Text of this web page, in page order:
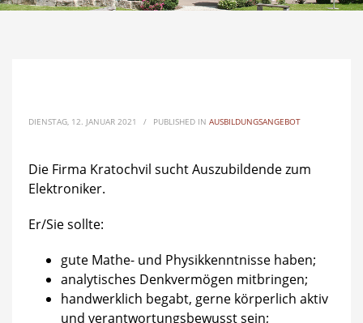
DIENSTAG, 12. JANUAR 2021 / PUBLISHED IN AUSBILDUNGSANGEBOT
Die Firma Kratochvil sucht Auszubildende zum
Elektroniker.
Er/Sie sollte:
gute Mathe- und Physikkenntnisse haben;
analytisches Denkvermögen mitbringen;
handwerklich begabt, gerne körperlich aktiv
und verantwortungsbewusst sein;